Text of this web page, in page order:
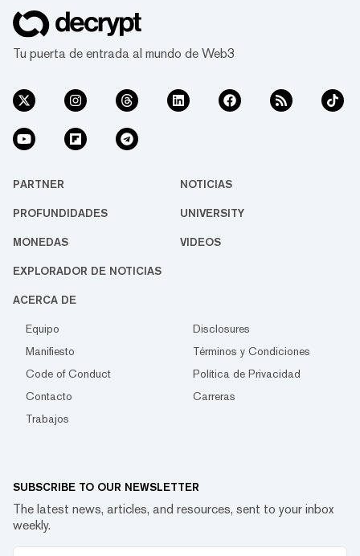
Tu puerta de entrada al mundo de Web3
PARTNER NOTICIAS
PROFUNDIDADES UNIVERSITY
MONEDAS VIDEOS
EXPLORADOR DE NOTICIAS
ACERCA DE
Equipo
Disclosures
Manifiesto
Términos y Condiciones
Code of Conduct
Política de Privacidad
Contacto
Carreras
Trabajos
SUBSCRIBE TO OUR NEWSLETTER
The latest news, articles, and resources, sent to your inbox
weekly.